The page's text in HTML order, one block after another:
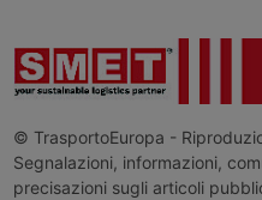
© TrasportoEuropa -
Segnalazioni, informazioni,
precisazioni sugli articoli